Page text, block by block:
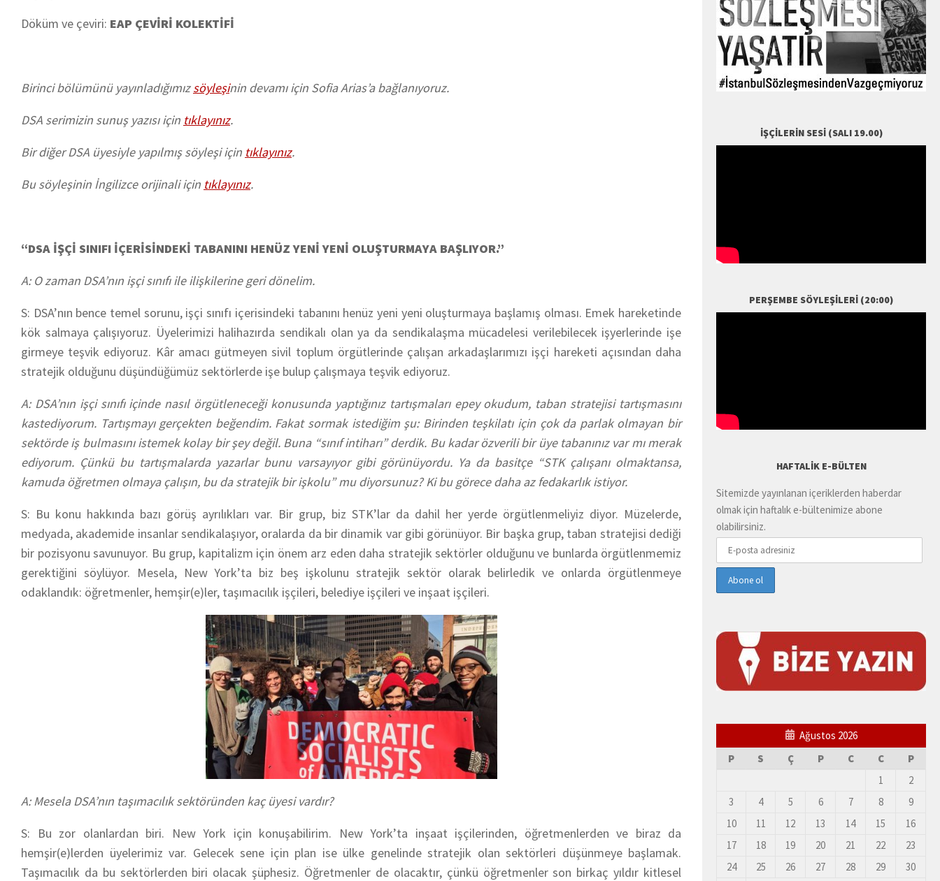
Döküm ve çeviri: EAP ÇEVİRİ KOLEKTİFİ
Birinci bölümünü yayınladığımızsöyleşinin devamı için Sofia Arias’a bağlanıyoruz.
DSA serimizin sunuş yazısı için tıklayınız.
Bir diğer DSA üyesiyle yapılmış söyleşi için tıklayınız.
Bu söyleşinin İngilizce orijinali için tıklayınız.
“DSA İŞÇİ SINIFI İÇERİSİNDEKİ TABANINI HENÜZ YENİ YENİ OLUŞTURMAYA BAŞLIYOR.”
A: O zaman DSA’nın işçi sınıfı ile ilişkilerine geri dönelim.
S: DSA’nın bence temel sorunu, işçi sınıfı içerisindeki tabanını henüz yeni yeni oluşturmaya başlamış olması. Emek hareketinde
kök salmaya çalışıyoruz. Üyelerimizi halihazırda sendikalı olan ya da sendikalaşma mücadelesi verilebilecek işyerlerinde işe
girmeye teşvik ediyoruz. Kâr amacı gütmeyen sivil toplum örgütlerinde çalışan arkadaşlarımızı işçi hareketi açısından daha
stratejik olduğunu düşündüğümüz sektörlerde işe bulup çalışmaya teşvik ediyoruz.
A: DSA’nın işçi sınıfı içinde nasıl örgütleneceği konusunda yaptığınız tartışmaları epey okudum, taban stratejisi tartışmasını
kastediyorum. Tartışmayı gerçekten beğendim. Fakat sormak istediğim şu: Birinden teşkilatı için çok da parlak olmayan bir
sektörde iş bulmasını istemek kolay bir şey değil. Buna “sınıf intiharı” derdik. Bu kadar özverili bir üye tabanınız var mı merak
ediyorum. Çünkü bu tartışmalarda yazarlar bunu varsayıyor gibi görünüyordu. Ya da basitçe “STK çalışanı olmaktansa,
kamuda öğretmen olmaya çalışın, bu da stratejik bir işkolu” mu diyorsunuz? Ki bu görece daha az fedakarlık istiyor.
S: Bu konu hakkında bazı görüş ayrılıkları var. Bir grup, biz STK’lar da dahil her yerde örgütlenmeliyiz diyor. Müzelerde,
medyada, akademide insanlar sendikalaşıyor, oralarda da bir dinamik var gibi görünüyor. Bir başka grup, taban stratejisi dediği
bir pozisyonu savunuyor. Bu grup, kapitalizm için önem arz eden daha stratejik sektörler olduğunu ve bunlarda örgütlenmemiz
gerektiğini söylüyor. Mesela, New York’ta biz beş işkolunu stratejik sektör olarak belirledik ve onlarda örgütlenmeye
odaklandık: öğretmenler, hemşir(e)ler, taşımacılık işçileri, belediye işçileri ve inşaat işçileri.
A: Mesela DSA’nın taşımacılık sektöründen kaç üyesi vardır?
S: Bu zor olanlardan biri. New York için konuşabilirim. New York’ta inşaat işçilerinden, öğretmenlerden ve biraz da
hemşir(e)lerden üyelerimiz var. Gelecek sene için plan ise ülke genelinde stratejik olan sektörleri düşünmeye başlamak.
Taşımacılık da bu sektörlerden biri olacak şüphesiz. Öğretmenler de olacaktır, çünkü öğretmenler son birkaç yıldır kitlesel
İŞÇILERIN SESI (SALI 19.00)
PERŞEMBE SÖYLEŞILERI (20:00)
HAFTALIK E-BÜLTEN
Sitemizde yayınlanan içeriklerden haberdar
olmak için haftalık e-bültenimize abone
olabilirsiniz.
Ağustos 2026
P
S Ç P C C
P
1
2
3
4 5 6 7 8
9
10
11 12 13 14 15
16
17
18 19 20 21 22
23
24
25 26 27 28 29
30